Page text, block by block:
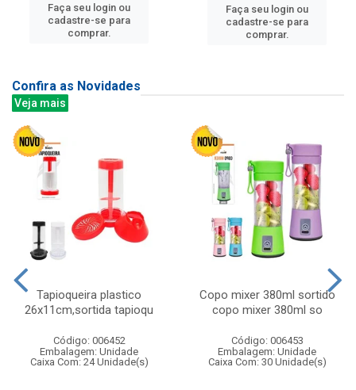
Faça seu login ou
cadastre-se para
comprar.
Faça seu login ou
cadastre-se para
comprar.
Confira as Novidades
Veja mais
Tapioqueira plastico
26x11cm,sortida tapioqu
Código: 006452
Embalagem: Unidade
Caixa Com: 24 Unidade(s)
Copo mixer 380ml sortido
copo mixer 380ml so
Código: 006453
Embalagem: Unidade
Caixa Com: 30 Unidade(s)